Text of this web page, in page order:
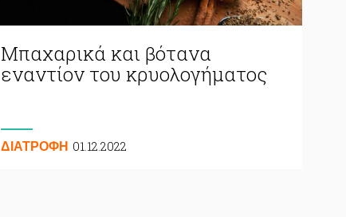
Μπαχαρικά και βότανα
εναντίον του κρυολογήματος
ΔΙΑΤΡΟΦΗ 01.12.2022